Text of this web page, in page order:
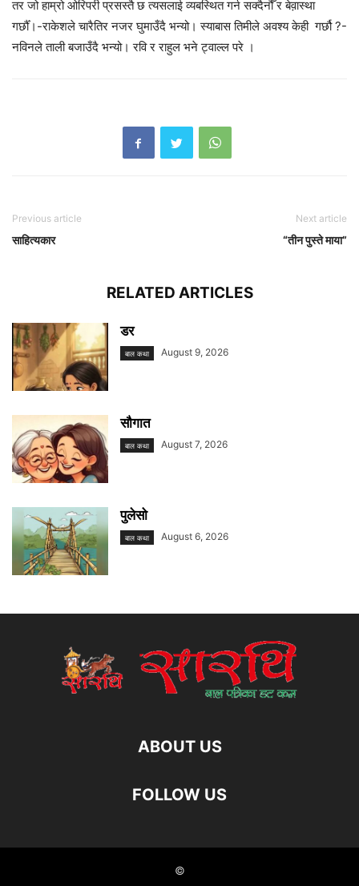
तर जो हाम्रो ओरिपरी प्रसस्तै छ त्यसलाई व्यबस्थित गर्न सक्दैनौँ र बेव़ास्था
गर्छौँ।-राकेशले चारैतिर नजर घुमाउँदै भन्यो। स्याबास तिमीले अवश्य केही गर्छौ ?-
नविनले ताली बजाउँदै भन्यो। रवि र राहुल भने ट्वाल्ल परे ।
Previous article
साहित्यकार
Next article
“तीन पुस्ते माया”
RELATED ARTICLES
डर
बाल कथा August 9, 2026
सौगात
बाल कथा August 7, 2026
पुलेसो
बाल कथा August 6, 2026
ABOUT US
FOLLOW US
©